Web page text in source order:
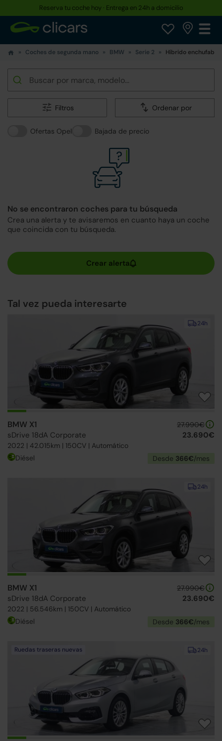
Reserva tu coche hoy · Entrega en 24h a domicilio
Coches de segunda mano BMW Serie 2 Híbrido enchufable
Filtros Ordenar por
Ofertas Opel Bajada de precio
No se encontraron coches para tu búsqueda
Crea una alerta y te avisaremos en cuanto haya un coche
que coincida con tu búsqueda.
Tal vez pueda interesarte
24h
BMW X1
sDrive 18dA Corporate
2022 | 42.015km | 150CV | Automático
27.990€
23.690€
Diésel Desde 366€/mes
24h
BMW X1
sDrive 18dA Corporate
2022 | 56.546km | 150CV | Automático
27.990€
23.690€
Diésel Desde 366€/mes
24h
Ruedas traseras nuevas